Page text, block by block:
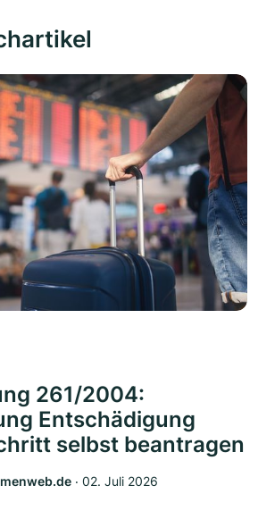
261/2004:
Entschädigung
selbst beantragen
‧ 02. Juli 2026